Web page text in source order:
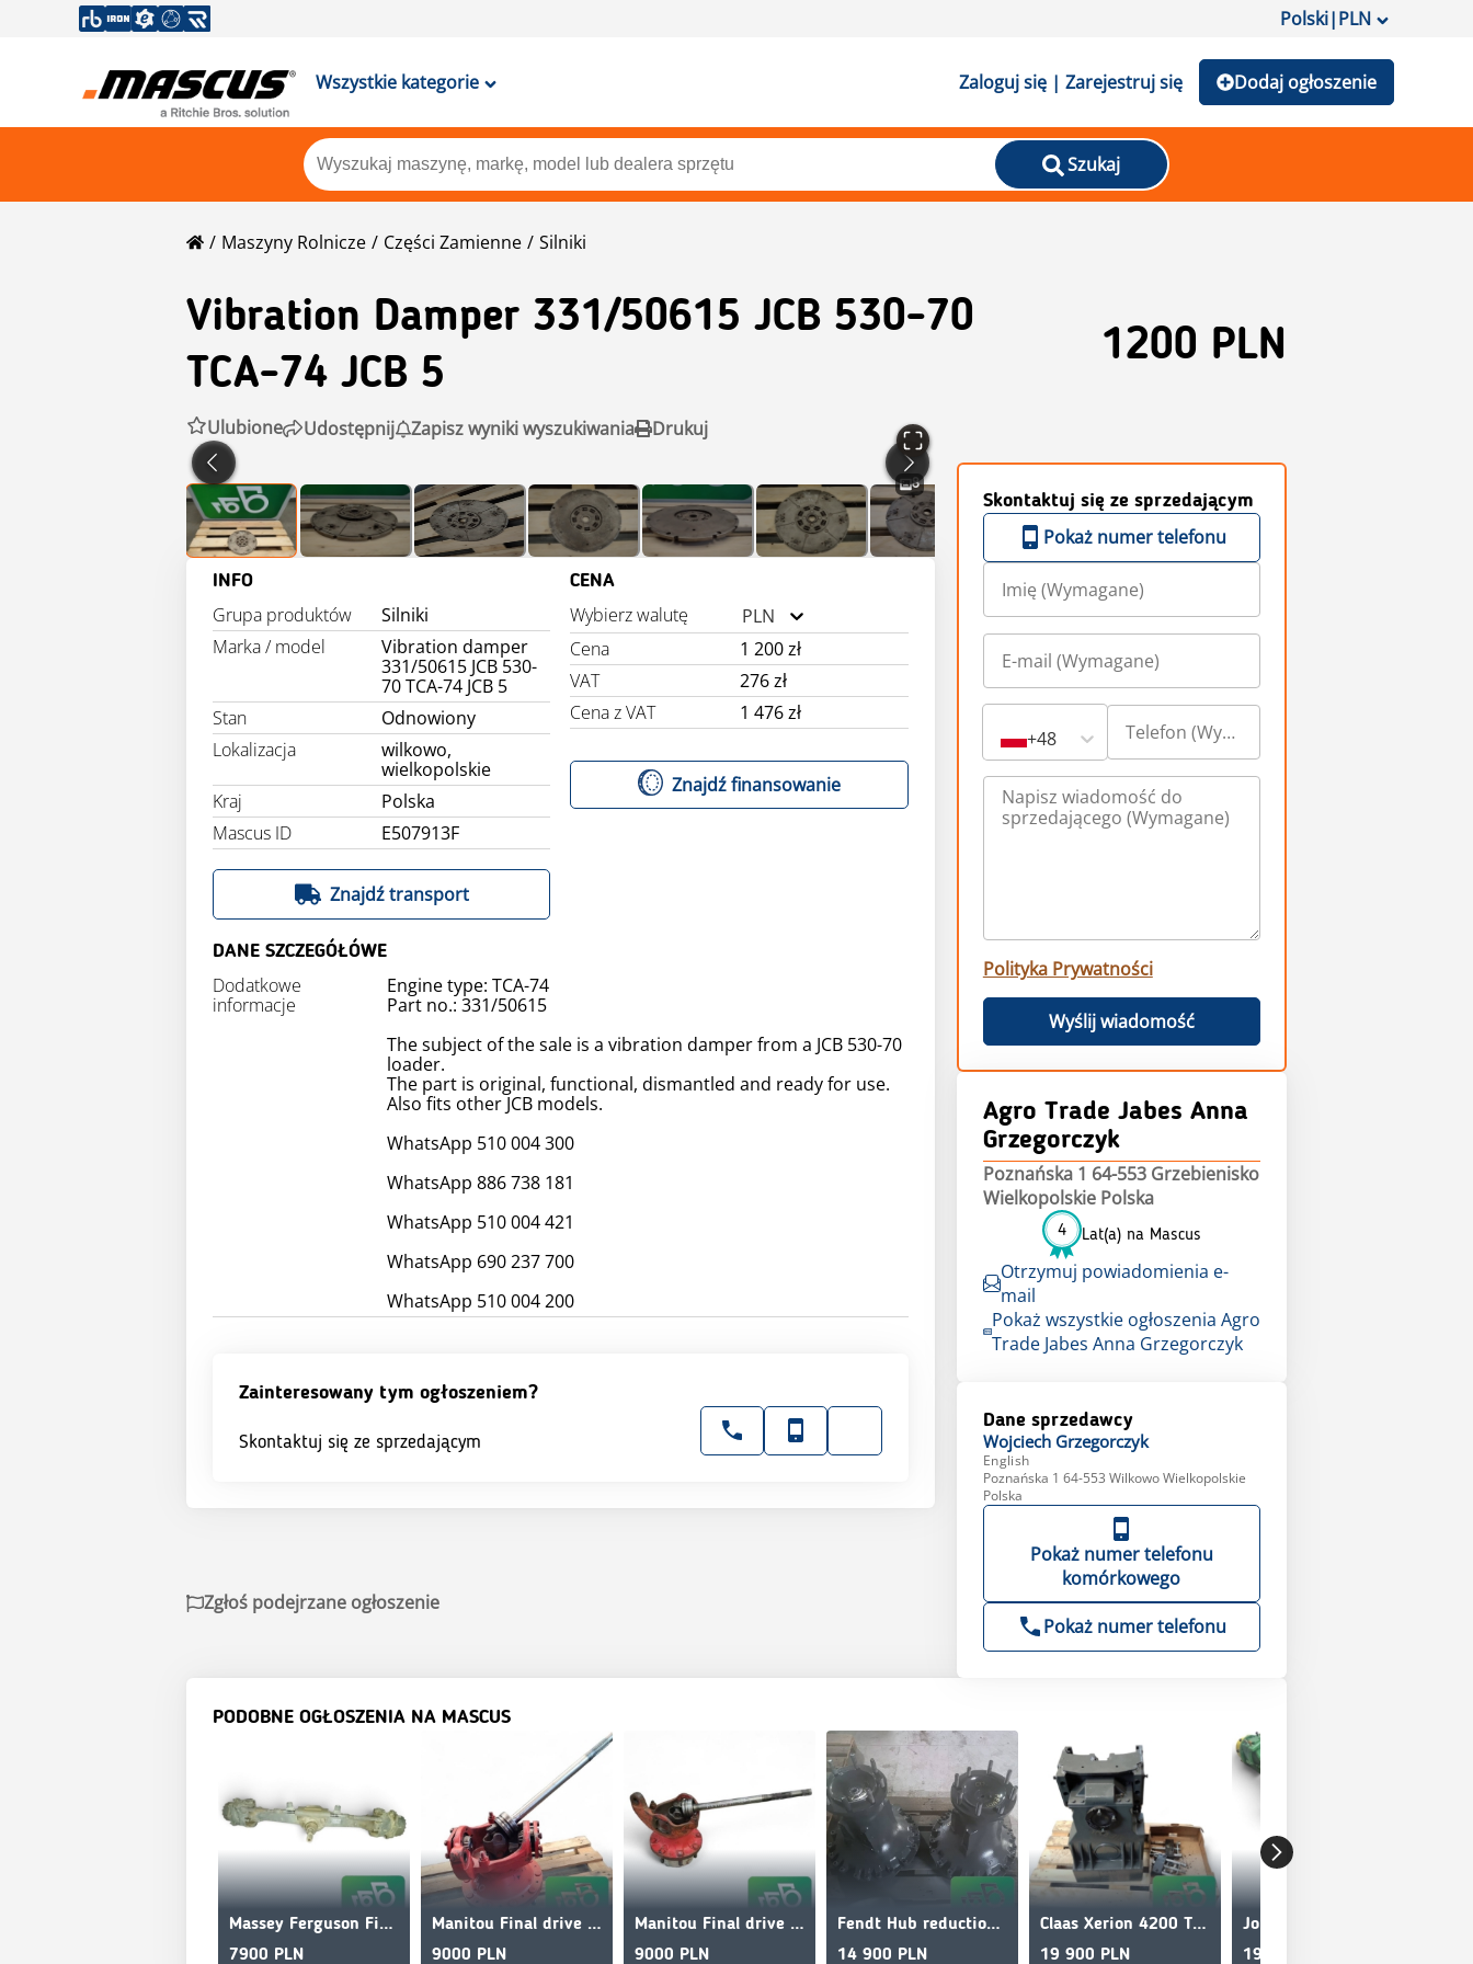
Polski|PLN
Wszystkie kategorie Zaloguj się | Zarejestruj się Dodaj ogłoszenie
Szukaj
Maszyny Rolnicze Części Zamienne Silniki
Vibration Damper 331/50615 JCB 530-70
TCA-74 JCB 5
1200 PLN
Ulubione Udostępnij Zapisz wyniki wyszukiwania Drukuj
8
INFO
Grupa produktów
Silniki
Marka / model
Vibration damper
331/50615 JCB 530-
70 TCA-74 JCB 5
Stan
Odnowiony
Lokalizacja
wilkowo,
wielkopolskie
Kraj
Polska
Mascus ID
E507913F
CENA
Wybierz walutę
PLN
Cena
1 200 zł
VAT
276 zł
Cena z VAT
1 476 zł
Znajdź finansowanie
Znajdź transport
DANE SZCZEGÓŁÓWE
Dodatkowe
informacje
Engine type: TCA-74
Part no.: 331/50615
The subject of the sale is a vibration damper from a JCB 530-70
loader.
The part is original, functional, dismantled and ready for use.
Also fits other JCB models.
WhatsApp 510 004 300
WhatsApp 886 738 181
WhatsApp 510 004 421
WhatsApp 690 237 700
WhatsApp 510 004 200
Zainteresowany tym ogłoszeniem?
Skontaktuj się ze sprzedającym
Skontaktuj się ze sprzedającym
Pokaż numer telefonu
+48
Polityka Prywatności
Wyślij wiadomość
Agro Trade Jabes Anna
Grzegorczyk
Poznańska 1 64-553 Grzebienisko
Wielkopolskie Polska
4 Lat(a) na Mascus
Otrzymuj powiadomienia e-
mail
Pokaż wszystkie ogłoszenia Agro
Trade Jabes Anna Grzegorczyk
Dane sprzedawcy
Wojciech Grzegorczyk
English
Poznańska 1 64-553 Wilkowo Wielkopolskie
Polska
Pokaż numer telefonu
komórkowego
Pokaż numer telefonu
Zgłoś podejrzane ogłoszenie
PODOBNE OGŁOSZENIA NA MASCUS
Massey Ferguson Final drive Steering knuckle Hub Reducer Axle
7900 PLN
Manitou Final drive Steering knuckle Hub Axle shaft Clark
9000 PLN
Manitou Final drive steering knuckle hub axle shaft clark
9000 PLN
Fendt Hub reduction gear R716152150100
14 900 PLN
Claas Xerion 4200 TRAC VC PTO 07746200 Rockinger RO889B2
19 900 PLN
19 000 PLN